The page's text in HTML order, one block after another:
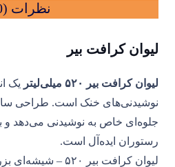
نظرات (0)
لیوان کرافت بیر
لیوان کرافت بیر ۵۲۰ میلی‌لیتر
یک
نوشیدنی‌های خنک است. طراحی
جلوه‌ای خاص به نوشیدنی می‌دهد و
رستوران ایده‌آل است.
لیوان کرافت بیر